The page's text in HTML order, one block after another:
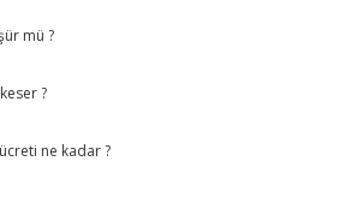
mü ?
?
ne kadar ?